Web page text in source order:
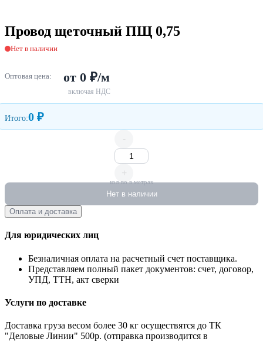
Провод щеточный ПЩ 0,75
Нет в наличии
Оптовая цена: от 0 ₽/м
включая НДС
Итого:0 ₽
-
+
кол-во в метрах
Нет в наличии
Оплата и доставка
Для юридических лиц
Безналичная оплата на расчетный счет поставщика.
Представляем полный пакет документов: счет, договор,
УПД, ТТН, акт сверки
Услуги по доставке
Доставка груза весом более 30 кг осуществятся до ТК
"Деловые Линии" 500р. (отправка производится в